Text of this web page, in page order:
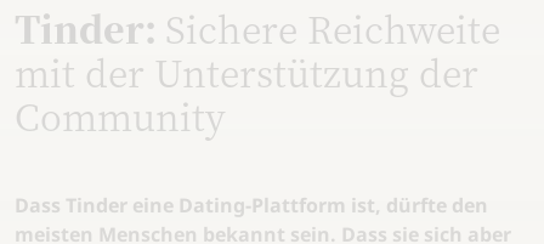
Tinder: Sichere Reichweite
mit der Unterstützung der
Community
Dass Tinder eine Dating-Plattform ist, dürfte den
meisten Menschen bekannt sein. Dass sie sich aber